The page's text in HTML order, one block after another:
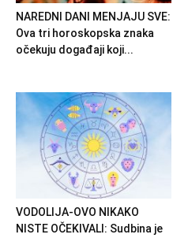
NAREDNI DANI MENJAJU SVE:
Ova tri horoskopska znaka
očekuju događaji koji...
VODOLIJA-OVO NIKAKO
NISTE OČEKIVALI: Sudbina je